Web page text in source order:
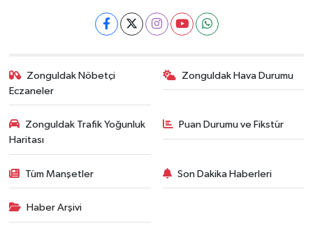
Zonguldak Nöbetçi
Eczaneler
Zonguldak Hava Durumu
Zonguldak Trafik Yoğunluk
Haritası
Puan Durumu ve Fikstür
Tüm Manşetler Son Dakika Haberleri
Haber Arşivi